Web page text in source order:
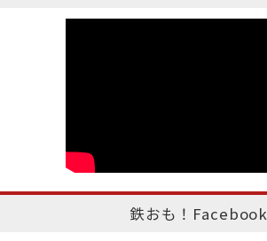
鉄おも！Facebook